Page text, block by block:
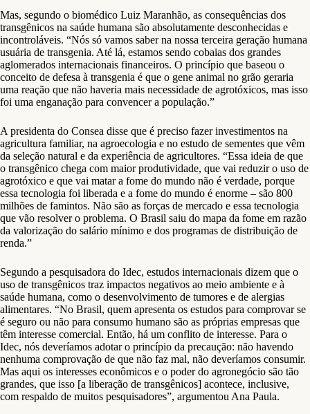
Mas, segundo o biomédico Luiz Maranhão, as consequências dos
transgênicos na saúde humana são absolutamente desconhecidas e
incontroláveis. “Nós só vamos saber na nossa terceira geração humana
usuária de transgenia. Até lá, estamos sendo cobaias dos grandes
aglomerados internacionais financeiros. O princípio que baseou o
conceito de defesa à transgenia é que o gene animal no grão geraria
uma reação que não haveria mais necessidade de agrotóxicos, mas isso
foi uma enganação para convencer a população.”
A presidenta do Consea disse que é preciso fazer investimentos na
agricultura familiar, na agroecologia e no estudo de sementes que vêm
da seleção natural e da experiência de agricultores. “Essa ideia de que
o transgênico chega com maior produtividade, que vai reduzir o uso de
agrotóxico e que vai matar a fome do mundo não é verdade, porque
essa tecnologia foi liberada e a fome do mundo é enorme – são 800
milhões de famintos. Não são as forças de mercado e essa tecnologia
que vão resolver o problema. O Brasil saiu do mapa da fome em razão
da valorização do salário mínimo e dos programas de distribuição de
renda.”
Segundo a pesquisadora do Idec, estudos internacionais dizem que o
uso de transgênicos traz impactos negativos ao meio ambiente e à
saúde humana, como o desenvolvimento de tumores e de alergias
alimentares. “No Brasil, quem apresenta os estudos para comprovar se
é seguro ou não para consumo humano são as próprias empresas que
têm interesse comercial. Então, há um conflito de interesse. Para o
Idec, nós deveríamos adotar o princípio da precaução: não havendo
nenhuma comprovação de que não faz mal, não deveríamos consumir.
Mas aqui os interesses econômicos e o poder do agronegócio são tão
grandes, que isso [a liberação de transgênicos] acontece, inclusive,
com respaldo de muitos pesquisadores”, argumentou Ana Paula.